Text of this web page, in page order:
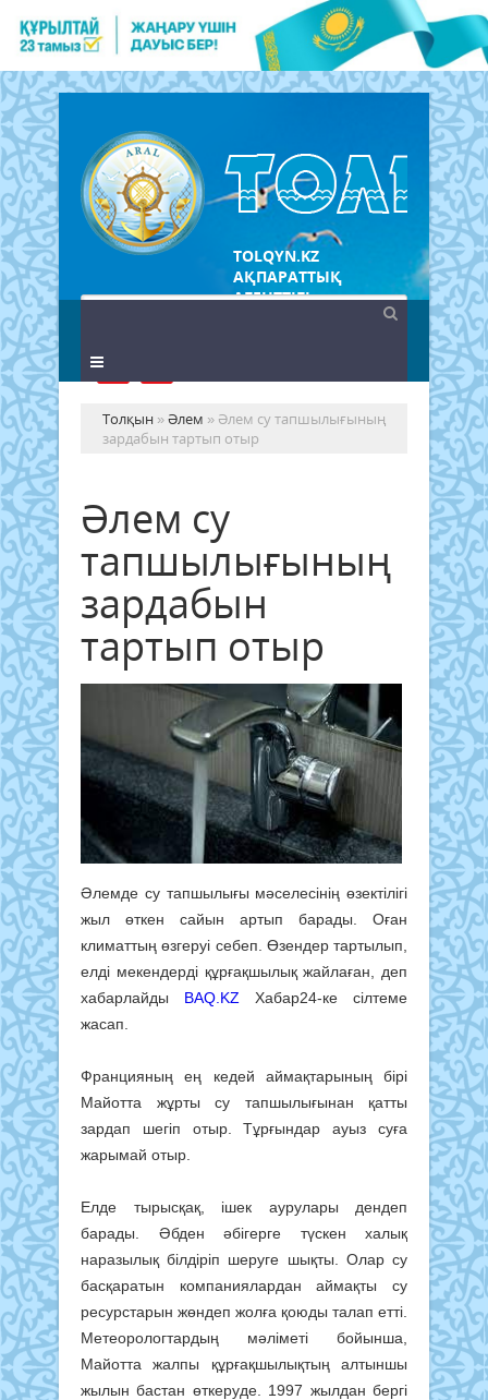
TOLQYN.KZ
АҚПАРАТТЫҚ
АГЕНТТІГІ
Толқын »Әлем » Әлем су тапшылығының
зардабын тартып отыр
Әлем су
тапшылығының
зардабын
тартып отыр
Әлемде су тапшылығы мәселесінің өзектілігі
жыл өткен сайын артып барады. Оған
климаттың өзгеруі себеп. Өзендер тартылып,
елді мекендерді құрғақшылық жайлаған, деп
хабарлайды BAQ.KZ Хабар24-ке сілтеме
жасап.
Францияның ең кедей аймақтарының бірі
Майотта жұрты су тапшылығынан қатты
зардап шегіп отыр. Тұрғындар ауыз суға
жарымай отыр.
Елде тырысқақ, ішек аурулары дендеп
барады. Әбден әбігерге түскен халық
наразылық білдіріп шеруге шықты. Олар су
басқаратын компаниялардан аймақты су
ресурстарын жөндеп жолға қоюды талап етті.
Метеорологтардың мәліметі бойынша,
Майотта жалпы құрғақшылықтың алтыншы
жылын бастан өткеруде. 1997 жылдан бергі